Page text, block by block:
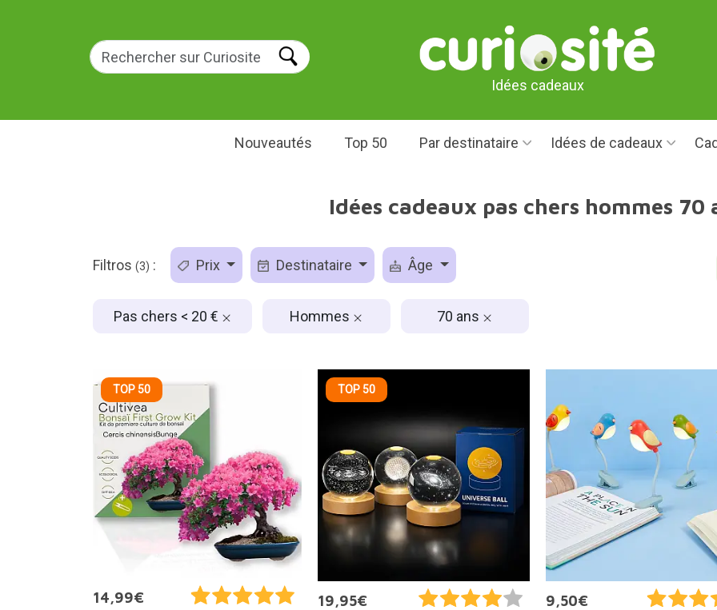
Idées cadeaux
Nouveautés Top 50 Par destinataire Idées de cadeaux
Idées cadeaux pas chers hommes 70
Filtros (3) : Prix Destinataire Âge
Pas chers < 20 € Hommes 70 ans
TOP 50
14,99€
TOP 50
19,95€
9,50€